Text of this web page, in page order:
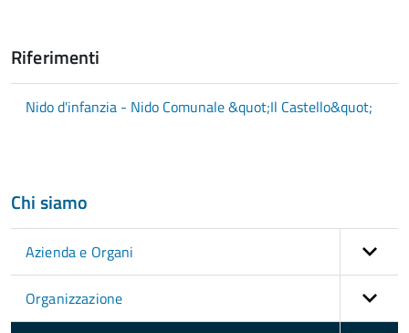
Riferimenti
Nido d'infanzia - Nido Comunale &quot;Il Castello&quot;
Chi siamo
Azienda e Organi
Organizzazione